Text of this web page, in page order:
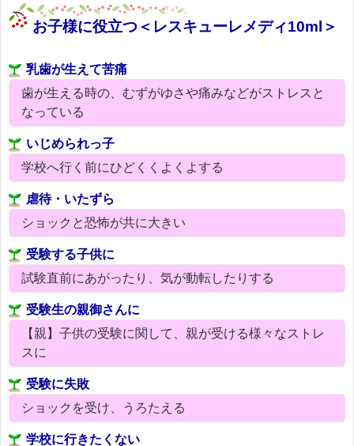
お子様に役立つ＜レスキューレメディ10ml＞
乳歯が生えて苦痛
歯が生える時の、むずがゆさや痛みなどがストレスと
なっている
いじめられっ子
学校へ行く前にひどくくよくよする
虐待・いたずら
ショックと恐怖が共に大きい
受験する子供に
試験直前にあがったり、気が動転したりする
受験生の親御さんに
【親】子供の受験に関して、親が受ける様々なストレ
スに
受験に失敗
ショックを受け、うろたえる
学校に行きたくない